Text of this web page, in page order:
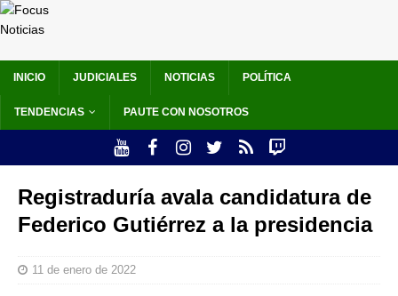
INICIO JUDICIALES NOTICIAS POLÍTICA
TENDENCIAS PAUTE CON NOSOTROS
Registraduría avala candidatura de
Federico Gutiérrez a la presidencia
11 de enero de 2022